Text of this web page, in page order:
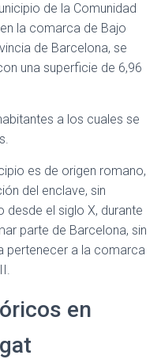
de la Comunidad
la comarca de Bajo
de Barcelona, se
una superficie de 6,96
a los cuales se
es de origen romano,
del enclave, sin
el siglo X, durante
parte de Barcelona, sin
pertenecer a la comarca
en